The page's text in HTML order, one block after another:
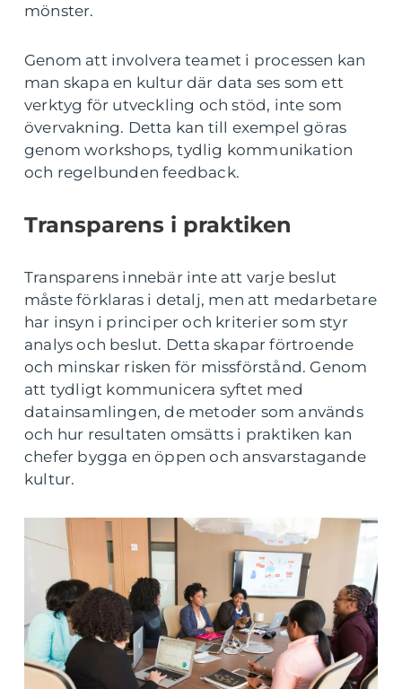
mönster.
Genom att involvera teamet i processen kan
man skapa en kultur där data ses som ett
verktyg för utveckling och stöd, inte som
övervakning. Detta kan till exempel göras
genom workshops, tydlig kommunikation
och regelbunden feedback.
Transparens i praktiken
Transparens innebär inte att varje beslut
måste förklaras i detalj, men att medarbetare
har insyn i principer och kriterier som styr
analys och beslut. Detta skapar förtroende
och minskar risken för missförstånd. Genom
att tydligt kommunicera syftet med
datainsamlingen, de metoder som används
och hur resultaten omsätts i praktiken kan
chefer bygga en öppen och ansvarstagande
kultur.